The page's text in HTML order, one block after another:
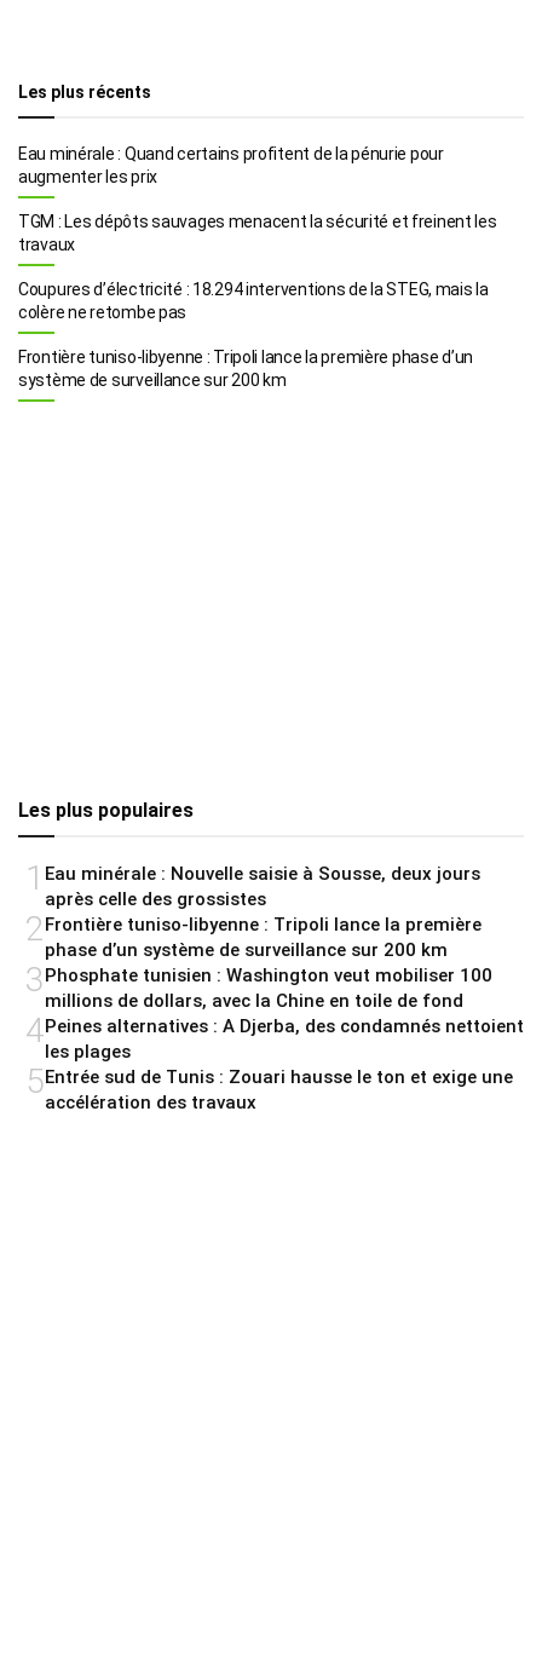
Les plus récents
Eau minérale : Quand certains profitent de la pénurie pour
augmenter les prix
TGM : Les dépôts sauvages menacent la sécurité et freinent les
travaux
Coupures d’électricité : 18.294 interventions de la STEG, mais la
colère ne retombe pas
Frontière tuniso-libyenne : Tripoli lance la première phase d’un
système de surveillance sur 200 km
Les plus populaires
1 Eau minérale : Nouvelle saisie à Sousse, deux jours
après celle des grossistes
2Frontière tuniso-libyenne : Tripoli lance la première
phase d’un système de surveillance sur 200 km
3Phosphate tunisien : Washington veut mobiliser 100
millions de dollars, avec la Chine en toile de fond
4Peines alternatives : A Djerba, des condamnés nettoient
les plages
5Entrée sud de Tunis : Zouari hausse le ton et exige une
accélération des travaux